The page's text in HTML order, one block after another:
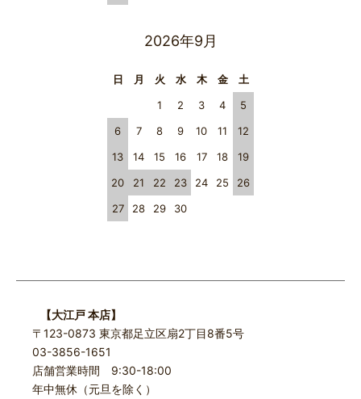
2026年9月
日 月 火 水 木 金
土
1
2 3 4
5
6
7 8 9 10 11
12
13
14 15 16 17 18
19
20
21 22 23 24 25
26
27
28 29 30
【大江戸 本店】
〒123-0873 東京都足立区扇2丁目8番5号
03-3856-1651
店舗営業時間 9:30-18:00
年中無休（元旦を除く）